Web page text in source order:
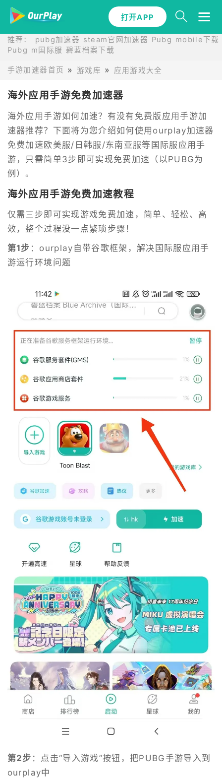
打开APP
推荐： pubg加速器 steam官网加速器 Pubg mobile下载
Pubg m国际服 碧蓝档案下载
手游加速器首页 游戏库 应用游戏大全
海外应用手游免费加速器
海外应用手游如何加速？有没有免费版应用手游加
速器推荐？下面将为您介绍如何使用ourplay加速器
免费加速欧美服/日韩服/东南亚服等国际服应用手
游，只需简单3步即可实现免费加速（以PUBG为
例）。
海外应用手游免费加速教程
仅需三步即可实现游戏免费加速，简单、轻松、高
效，整个过程没一点繁琐步骤！
第1步 ：ourplay自带谷歌框架，解决国际服应用手
游运行环境问题
第2步 ：点击“导入游戏”按钮，把PUBG手游导入到
ourplay中